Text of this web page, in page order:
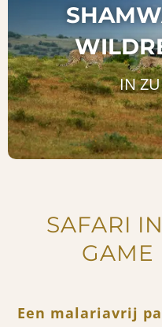
IN
SAFARI
GAME
Een malariavrij